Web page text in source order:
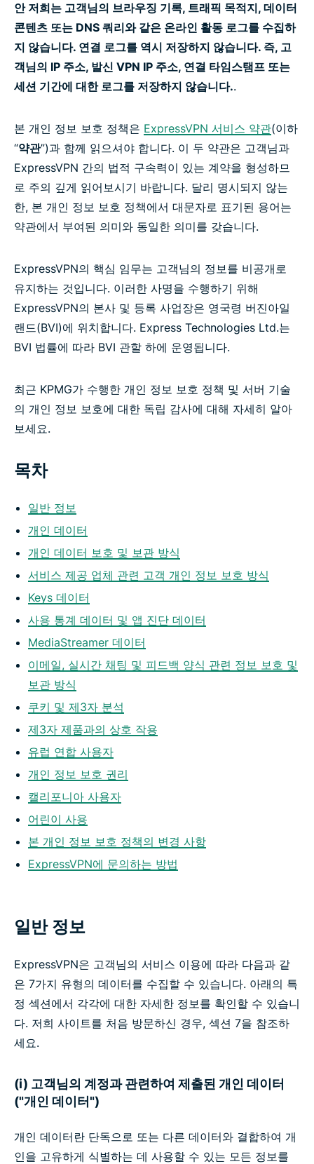
안 저희는 고객님의 브라우징 기록, 트래픽 목적지, 데이터
콘텐츠 또는 DNS 쿼리와 같은 온라인 활동 로그를 수집하
지 않습니다. 연결 로그를 역시 저장하지 않습니다. 즉, 고
객님의 IP 주소, 발신 VPN IP 주소, 연결 타임스탬프 또는
세션 기간에 대한 로그를 저장하지 않습니다..
본 개인 정보 보호 정책은 ExpressVPN 서비스 약관(이하
“약관”)과 함께 읽으셔야 합니다. 이 두 약관은 고객님과
ExpressVPN 간의 법적 구속력이 있는 계약을 형성하므
로 주의 깊게 읽어보시기 바랍니다. 달리 명시되지 않는
한, 본 개인 정보 보호 정책에서 대문자로 표기된 용어는
약관에서 부여된 의미와 동일한 의미를 갖습니다.
ExpressVPN의 핵심 임무는 고객님의 정보를 비공개로
유지하는 것입니다. 이러한 사명을 수행하기 위해
ExpressVPN의 본사 및 등록 사업장은 영국령 버진아일
랜드(BVI)에 위치합니다. Express Technologies Ltd.는
BVI 법률에 따라 BVI 관할 하에 운영됩니다.
최근 KPMG가 수행한 개인 정보 보호 정책 및 서버 기술
의 개인 정보 보호에 대한 독립 감사에 대해 자세히 알아
보세요.
목차
일반 정보
개인 데이터
개인 데이터 보호 및 보관 방식
서비스 제공 업체 관련 고객 개인 정보 보호 방식
Keys 데이터
사용 통계 데이터 및 앱 진단 데이터
MediaStreamer 데이터
이메일, 실시간 채팅 및 피드백 양식 관련 정보 보호 및
보관 방식
쿠키 및 제3자 분석
제3자 제품과의 상호 작용
유럽 연합 사용자
개인 정보 보호 권리
캘리포니아 사용자
어린이 사용
본 개인 정보 보호 정책의 변경 사항
ExpressVPN에 문의하는 방법
일반 정보
ExpressVPN은 고객님의 서비스 이용에 따라 다음과 같
은 7가지 유형의 데이터를 수집할 수 있습니다. 아래의 특
정 섹션에서 각각에 대한 자세한 정보를 확인할 수 있습니
다. 저희 사이트를 처음 방문하신 경우, 섹션 7을 참조하
세요.
(i) 고객님의 계정과 관련하여 제출된 개인 데이터
("개인 데이터")
개인 데이터란 단독으로 또는 다른 데이터와 결합하여 개
인을 고유하게 식별하는 데 사용할 수 있는 모든 정보를